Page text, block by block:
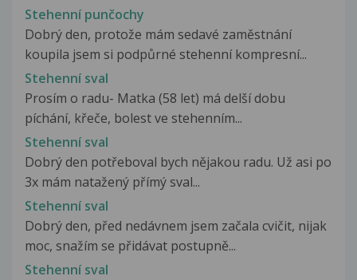
Stehenní punčochy
Dobrý den, protože mám sedavé zaměstnání
koupila jsem si podpůrné stehenní kompresní...
Stehenní sval
Prosím o radu- Matka (58 let) má delší dobu
píchání, křeče, bolest ve stehenním...
Stehenní sval
Dobrý den potřeboval bych nějakou radu. Už asi po
3x mám natažený přímý sval...
Stehenní sval
Dobrý den, před nedávnem jsem začala cvičit, nijak
moc, snažím se přidávat postupně...
Stehenní sval